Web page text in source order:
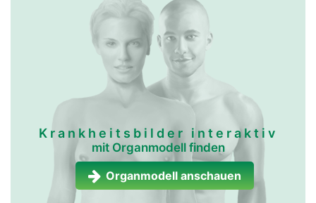
Krankheitsbilder interaktiv
mit Organmodell finden
Organmodell anschauen